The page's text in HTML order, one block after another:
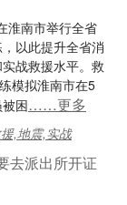
淮南市举行全省
以此提升全省消
战救援水平。救
模拟淮南市在5
困……更多
,地震,实战